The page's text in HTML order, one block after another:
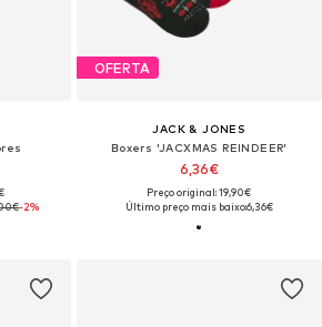
-2%
OFERTA
JACK & JONES
Boxers 'JACXMAS REINDEER'
6,36€
Preço original: 19,90€
Último preço mais baixo:6,36€